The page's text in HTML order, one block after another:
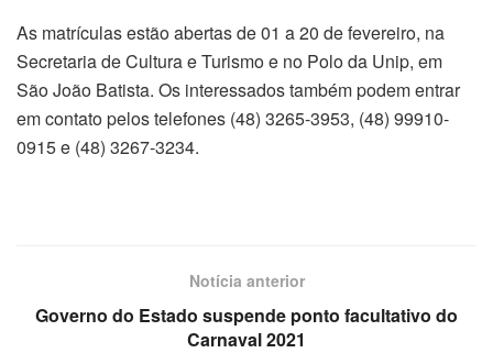
As matrículas estão abertas de 01 a 20 de fevereiro, na
Secretaria de Cultura e Turismo e no Polo da Unip, em
São João Batista. Os interessados também podem entrar
em contato pelos telefones (48) 3265-3953, (48) 99910-
0915 e (48) 3267-3234.
Notícia anterior
Governo do Estado suspende ponto facultativo do
Carnaval 2021